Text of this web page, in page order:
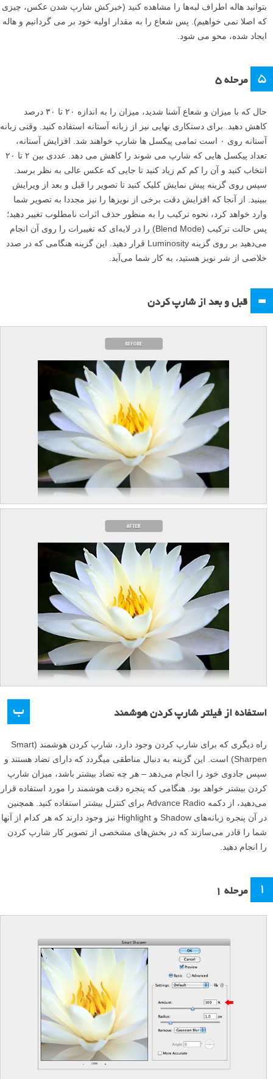
بتوانید هاله اطراف لبه‌ها را مشاهده کنید (خبرکش شارپ شدن عکس، چیزی
که اصلا نمی خواهیم). پس شعاع را به مقدار اولیه خود بر می گردانیم و هاله
ایجاد شده، محو می شود.
۵ مرحله ۵
حال که با میزان و شعاع آشنا شدید، میزان را به اندازه ۲۰ تا ۳۰ درصد
کاهش دهید. برای دستکاری نهایی نیز از زبانه آستانه استفاده کنید. وقتی زبانه
آستانه روی ۰ است تمامی پیکسل ها شارپ خواهند شد. افزایش آستانه،
تعداد پیکسل هایی که شارپ می شوند را کاهش می دهد. عددی بین ۲ تا ۲۰
انتخاب کنید و آن را کم کم زیاد کنید تا جایی که عکس عالی به نظر برسد.
سپس روی گزینه پیش نمایش کلیک کنید تا تصویر را قبل و بعد از ویرایش
ببینید. از آنجا که افزایش دقت برخی از نویزها را نیز مجددا به تصویر شما
وارد خواهد کرد، نحوه ترکیب را به منظور حذف اثرات نامطلوب تغییر دهید؛
پس حالت ترکیب (Blend Mode) را در لایه‌ای که تغییرات را روی آن انجام
می‌دهید بر روی گزینه Luminosity قرار دهید. این گزینه هنگامی که در صدد
خلاصی از شر نویز هستید، به کار شما می‌آید.
= قبل و بعد از شارپ کردن
ب استفاده از فیلتر شارپ کردن هوشمند
راه دیگری که برای شارپ کردن وجود دارد، شارپ کردن هوشمند (Smart
Sharpen) است. این گزینه به دنبال مناطقی میگردد که دارای تضاد هستند و
سپس جادوی خود را انجام می‌دهد – هر چه تضاد بیشتر باشد، میزان شارپ
کردن بیشتر خواهد بود. هنگامی که پنجره دقت هوشمند را مورد استفاده قرار
می‌دهید، از دکمه Advance Radio برای کنترل بیشتر استفاده کنید. همچنین
در آن پنجره زبانه‌های Shadow و Highlight نیز وجود دارند که هر کدام از آنها
شما را قادر می‌سازند که در بخش‌های مشخصی از تصویر کار شارپ کردن
را انجام دهید.
۱ مرحله ۱